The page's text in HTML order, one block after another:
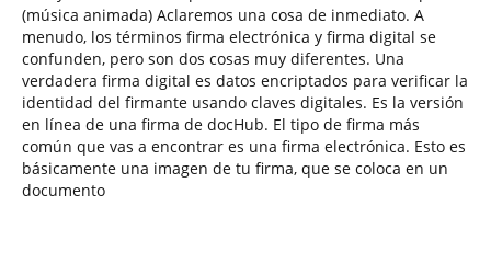
(música animada) Aclaremos una cosa de inmediato. A
menudo, los términos firma electrónica y firma digital se
confunden, pero son dos cosas muy diferentes. Una
verdadera firma digital es datos encriptados para verificar la
identidad del firmante usando claves digitales. Es la versión
en línea de una firma de docHub. El tipo de firma más
común que vas a encontrar es una firma electrónica. Esto es
básicamente una imagen de tu firma, que se coloca en un
documento